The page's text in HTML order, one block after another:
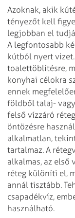
Azoknak, akik
tényezőt kell
legjobban el
A legfontosabb
kútból nyert
toalettöblítésre,
konyhai célokra
ennek
földből talaj-
felső vízzáró
öntözésre
alkalmatlan,
tartalmaz. A
alkalmas, az első
réteg különíti el,
annál tisztább.
csapadékvíz,
használható.